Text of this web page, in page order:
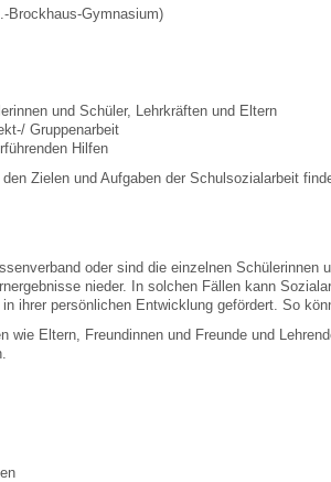
Brockhaus-Gymnasium)
und Schüler, Lehrkräften und Eltern
Gruppenarbeit
Hilfen
den Zielen und Aufgaben der Schulsozialarbeit
oder sind die einzelnen
nieder. In solchen Fällen kann
ihrer persönlichen Entwicklung gefördert. So
wie Eltern, Freundinnen und Freunde und